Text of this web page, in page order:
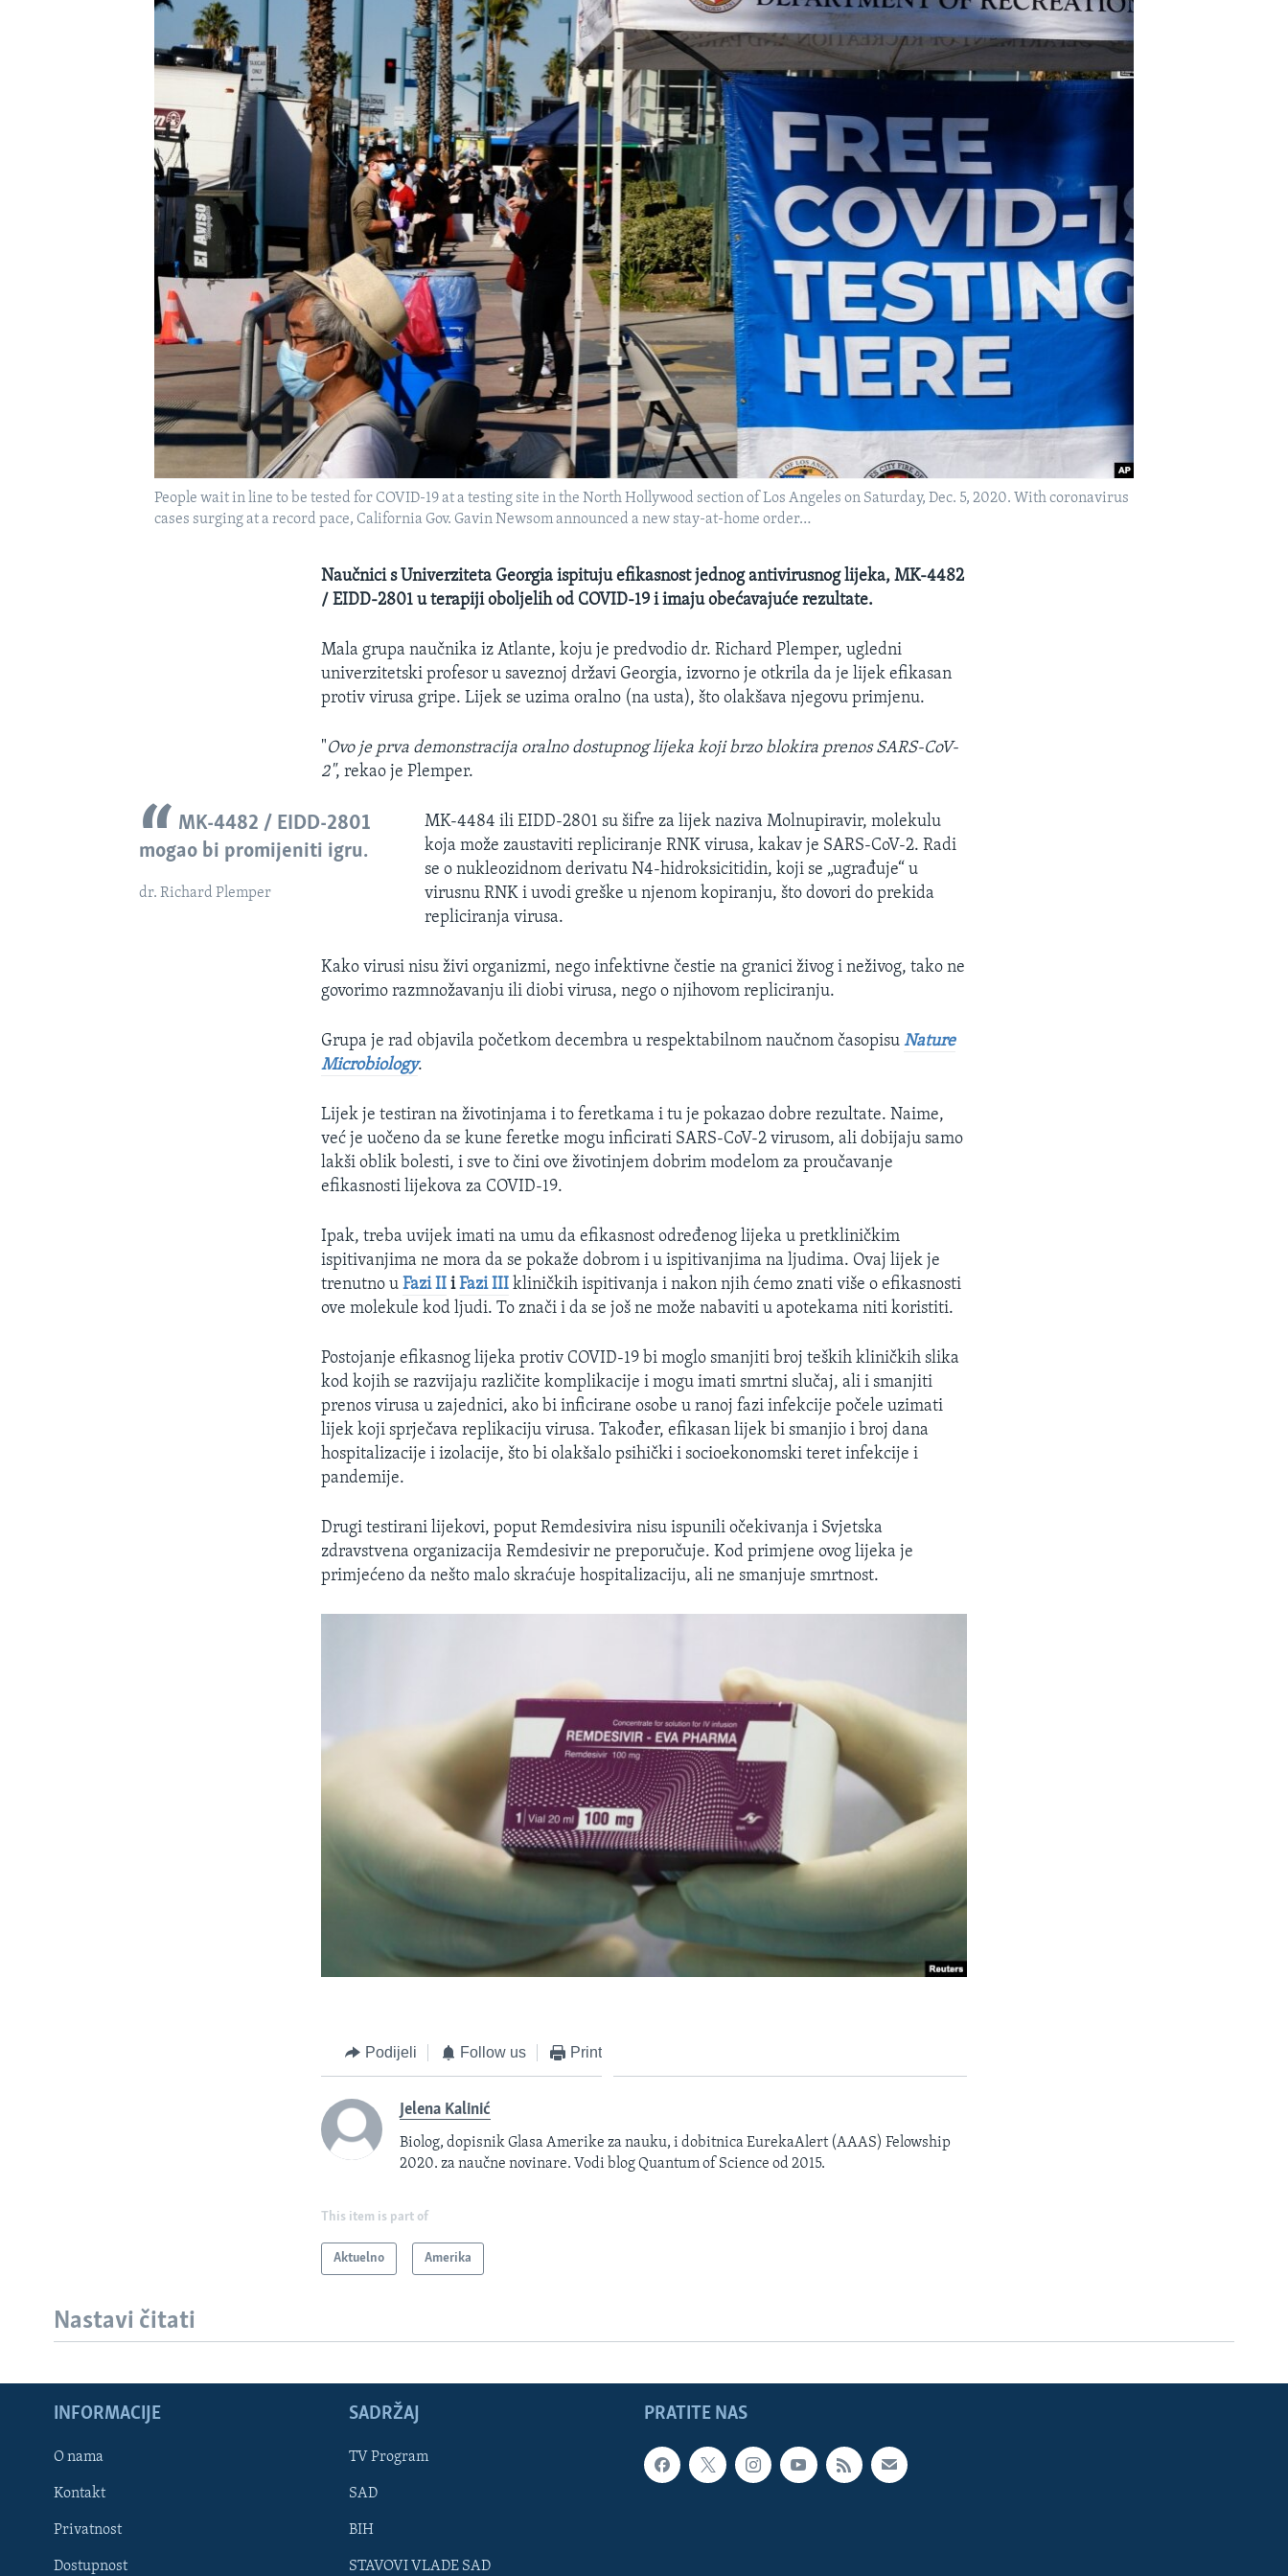
Learning English
People wait in line to be tested for COVID-19 at a testing site in the North Hollywood section of Los Angeles on Saturday, Dec. 5, 2020. With coronavirus
cases surging at a record pace, California Gov. Gavin Newsom announced a new stay-at-home order…
Naučnici s Univerziteta Georgia ispituju efikasnost jednog antivirusnog lijeka, MK-4482
/ EIDD-2801 u terapiji oboljelih od COVID-19 i imaju obećavajuće rezultate.
Mala grupa naučnika iz Atlante, koju je predvodio dr. Richard Plemper, ugledni
univerzitetski profesor u saveznoj državi Georgia, izvorno je otkrila da je lijek efikasan
protiv virusa gripe. Lijek se uzima oralno (na usta), što olakšava njegovu primjenu.
"Ovo je prva demonstracija oralno dostupnog lijeka koji brzo blokira prenos SARS-CoV-
2", rekao je Plemper.
MK-4482 / EIDD-2801
mogao bi promijeniti igru.
dr. Richard Plemper
MK-4484 ili EIDD-2801 su šifre za lijek naziva Molnupiravir, molekulu
koja može zaustaviti repliciranje RNK virusa, kakav je SARS-CoV-2. Radi
se o nukleozidnom derivatu N4-hidroksicitidin, koji se „ugrađuje“ u
virusnu RNK i uvodi greške u njenom kopiranju, što dovori do prekida
repliciranja virusa.
Kako virusi nisu živi organizmi, nego infektivne čestie na granici živog i neživog, tako ne
govorimo razmnožavanju ili diobi virusa, nego o njihovom repliciranju.
Grupa je rad objavila početkom decembra u respektabilnom naučnom časopisuNature
Microbiology.
Lijek je testiran na životinjama i to feretkama i tu je pokazao dobre rezultate. Naime,
već je uočeno da se kune feretke mogu inficirati SARS-CoV-2 virusom, ali dobijaju samo
lakši oblik bolesti, i sve to čini ove životinjem dobrim modelom za proučavanje
efikasnosti lijekova za COVID-19.
Ipak, treba uvijek imati na umu da efikasnost određenog lijeka u pretkliničkim
ispitivanjima ne mora da se pokaže dobrom i u ispitivanjima na ljudima. Ovaj lijek je
trenutno uFazi II iFazi III kliničkih ispitivanja i nakon njih ćemo znati više o efikasnosti
ove molekule kod ljudi. To znači i da se još ne može nabaviti u apotekama niti koristiti.
Postojanje efikasnog lijeka protiv COVID-19 bi moglo smanjiti broj teških kliničkih slika
kod kojih se razvijaju različite komplikacije i mogu imati smrtni slučaj, ali i smanjiti
prenos virusa u zajednici, ako bi inficirane osobe u ranoj fazi infekcije počele uzimati
lijek koji sprječava replikaciju virusa. Također, efikasan lijek bi smanjio i broj dana
hospitalizacije i izolacije, što bi olakšalo psihički i socioekonomski teret infekcije i
pandemije.
Drugi testirani lijekovi, poput Remdesivira nisu ispunili očekivanja i Svjetska
zdravstvena organizacija Remdesivir ne preporučuje. Kod primjene ovog lijeka je
primjećeno da nešto malo skraćuje hospitalizaciju, ali ne smanjuje smrtnost.
Podijeli Follow us Print
Jelena Kalinić
Biolog, dopisnik Glasa Amerike za nauku, i dobitnica EurekaAlert (AAAS) Felowship
2020. za naučne novinare. Vodi blog Quantum of Science od 2015.
This item is part of
Aktuelno Amerika
Nastavi čitati
PRATITE NAS
INFORMACIJE
O nama
Kontakt
Privatnost
Dostupnost
SADRŽAJ
TV Program
SAD
BIH
STAVOVI VLADE SAD